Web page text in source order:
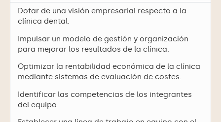
Dotar de una visión empresarial respecto a la
clínica dental.
Impulsar un modelo de gestión y organización
para mejorar los resultados de la clínica.
Optimizar la rentabilidad económica de la clínica
mediante sistemas de evaluación de costes.
Identificar las competencias de los integrantes
del equipo.